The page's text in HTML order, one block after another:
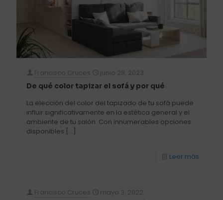
Francisco Cruces junio 28, 2023
De qué color tapizar el sofá y por qué
La elección del color del tapizado de tu sofá puede
influir significativamente en la estética general y el
ambiente de tu salón. Con innumerables opciones
disponibles […]
Leer más
Francisco Cruces mayo 3, 2022